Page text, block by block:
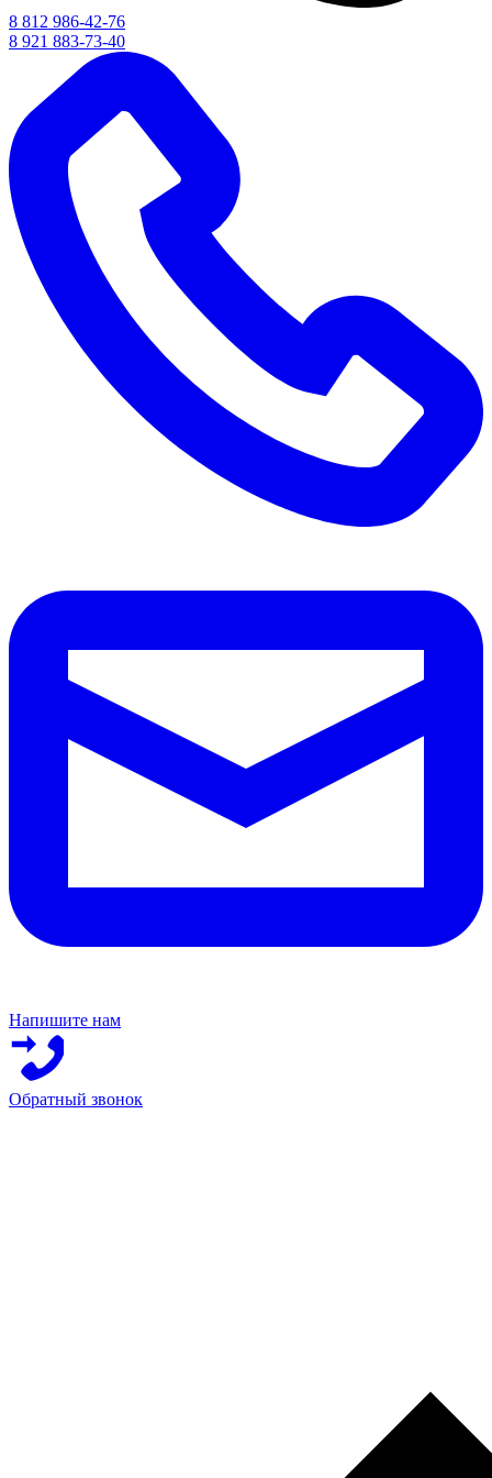
8 812 986-42-76
8 921 883-73-40
Напишите нам
Обратный звонок